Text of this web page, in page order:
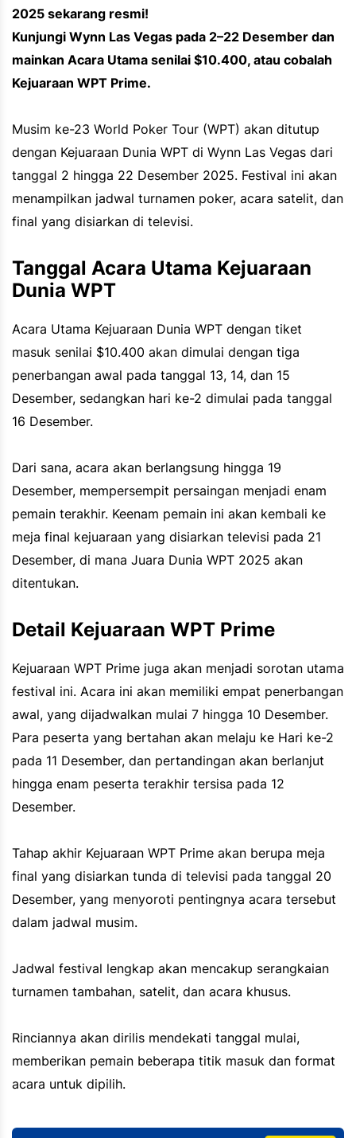
2025 sekarang resmi!
Kunjungi Wynn Las Vegas pada 2–22 Desember dan
mainkan Acara Utama senilai $10.400, atau cobalah
Kejuaraan WPT Prime.
Musim ke-23 World Poker Tour (WPT) akan ditutup
dengan Kejuaraan Dunia WPT di Wynn Las Vegas dari
tanggal 2 hingga 22 Desember 2025. Festival ini akan
menampilkan jadwal turnamen poker, acara satelit, dan
final yang disiarkan di televisi.
Tanggal Acara Utama Kejuaraan
Dunia WPT
Acara Utama Kejuaraan Dunia WPT dengan tiket
masuk senilai $10.400 akan dimulai dengan tiga
penerbangan awal pada tanggal 13, 14, dan 15
Desember, sedangkan hari ke-2 dimulai pada tanggal
16 Desember.
Dari sana, acara akan berlangsung hingga 19
Desember, mempersempit persaingan menjadi enam
pemain terakhir. Keenam pemain ini akan kembali ke
meja final kejuaraan yang disiarkan televisi pada 21
Desember, di mana Juara Dunia WPT 2025 akan
ditentukan.
Detail Kejuaraan WPT Prime
Kejuaraan WPT Prime juga akan menjadi sorotan utama
festival ini. Acara ini akan memiliki empat penerbangan
awal, yang dijadwalkan mulai 7 hingga 10 Desember.
Para peserta yang bertahan akan melaju ke Hari ke-2
pada 11 Desember, dan pertandingan akan berlanjut
hingga enam peserta terakhir tersisa pada 12
Desember.
Tahap akhir Kejuaraan WPT Prime akan berupa meja
final yang disiarkan tunda di televisi pada tanggal 20
Desember, yang menyoroti pentingnya acara tersebut
dalam jadwal musim.
Jadwal festival lengkap akan mencakup serangkaian
turnamen tambahan, satelit, dan acara khusus.
Rinciannya akan dirilis mendekati tanggal mulai,
memberikan pemain beberapa titik masuk dan format
acara untuk dipilih.